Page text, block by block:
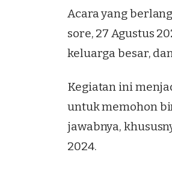
Acara yang
sore, 27 Agustus
keluarga besar,
Kegiatan ini
untuk memohon
jawabnya,
2024.